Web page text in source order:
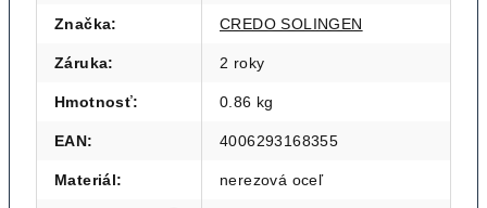
Značka: CREDO SOLINGEN
Záruka: 2 roky
Hmotnosť: 0.86 kg
EAN: 4006293168355
Materiál: nerezová oceľ